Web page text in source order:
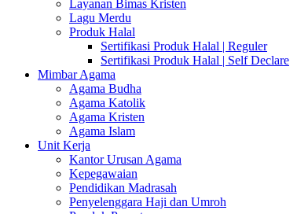
Layanan Bimas Kristen
Lagu Merdu
Produk Halal
Sertifikasi Produk Halal | Reguler
Sertifikasi Produk Halal | Self Declare
Mimbar Agama
Agama Budha
Agama Katolik
Agama Kristen
Agama Islam
Unit Kerja
Kantor Urusan Agama
Kepegawaian
Pendidikan Madrasah
Penyelenggara Haji dan Umroh